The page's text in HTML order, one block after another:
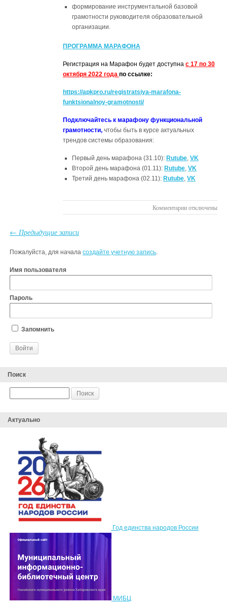
формирование инструментальной базовой
грамотности руководителя образовательной
организации.
ПРОГРАММА МАРАФОНА
Регистрация на Марафон будет доступна с 17 по 30
октября 2022 года по ссылке:
https://apkpro.ru/registratsiya-marafona-
funktsionalnoy-gramotnosti/
Подключайтесь к марафону функциональной
грамотности, чтобы быть в курсе актуальных
трендов системы образования:
Первый день марафона (31.10): Rutube, VK
Второй день марафона (01.11): Rutube, VK
Третий день марафона (02.11): Rutube, VK
Комментариик
записи
ДПО
«Академия
отключены
← Предыдущие записи
Пожалуйста, для начала создайте учетную запись.
Имя пользователя
Пароль
Запомнить
Поиск
Актуально
Год единства народов России
МИБЦ